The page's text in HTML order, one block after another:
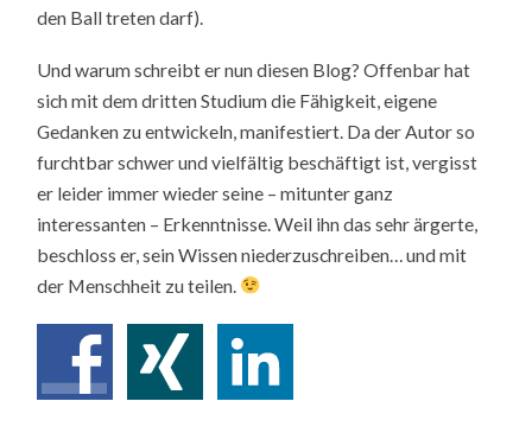
den Ball treten darf).
Und warum schreibt er nun diesen Blog? Offenbar hat
sich mit dem dritten Studium die Fähigkeit, eigene
Gedanken zu entwickeln, manifestiert. Da der Autor so
furchtbar schwer und vielfältig beschäftigt ist, vergisst
er leider immer wieder seine – mitunter ganz
interessanten – Erkenntnisse. Weil ihn das sehr ärgerte,
beschloss er, sein Wissen niederzuschreiben… und mit
der Menschheit zu teilen.